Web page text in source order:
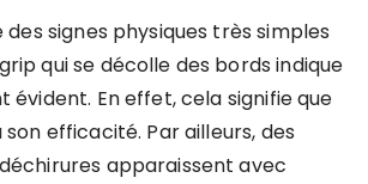
des signes physiques très simples
qui se décolle des bords indique
évident. En effet, cela signifie que
efficacité. Par ailleurs, des
apparaissent avec